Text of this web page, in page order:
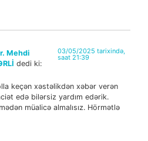
Mehdi
dedi ki:
03/05/2025 tarixində,
saat 21:39
keçən xəstəlikdən xəbər verən
edə bilərsiz yardım edərik.
müalicə almalısız. Hörmətlə